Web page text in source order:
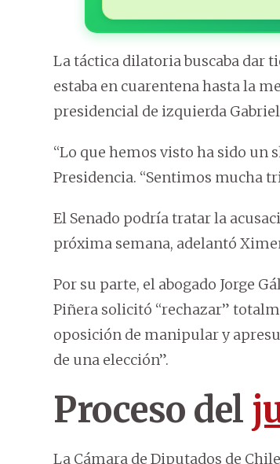
La táctica dilatoria buscaba dar
estaba en cuarentena hasta la
presidencial de izquierda
“Lo que hemos visto ha sido un
Presidencia. “Sentimos mucha
El Senado podría tratar la
próxima semana, adelantó
Por su parte, el abogado Jorge
Piñera solicitó “rechazar”
oposición de manipular y
de una elección”.
Proceso del
La Cámara de Diputados de